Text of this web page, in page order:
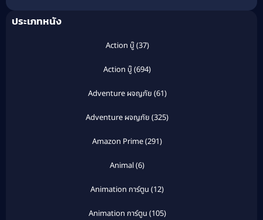
ประเภทหนัง
Action บู๊(37)
Action บู๊(694)
Adventure ผจญภัย (61)
Adventure ผจญภัย (325)
Amazon Prime(291)
Animal(6)
Animation การ์ตูน (12)
Animation การ์ตูน (105)